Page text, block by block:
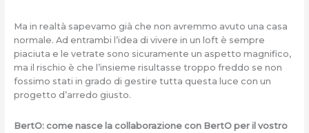
Ma in realtà sapevamo già che non avremmo avuto una casa
normale. Ad entrambi l’idea di vivere in un loft è sempre
piaciuta e le vetrate sono sicuramente un aspetto magnifico,
ma il rischio è che l’insieme risultasse troppo freddo se non
fossimo stati in grado di gestire tutta questa luce con un
progetto d’arredo giusto.
BertO: come nasce la collaborazione con BertO per il vostro